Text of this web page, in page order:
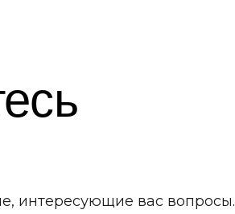
интересующие вас вопросы.